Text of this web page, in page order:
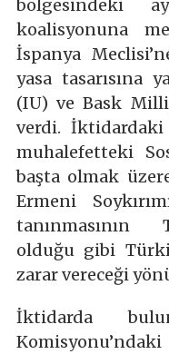
bölgesindeki
koalisyonuna
İspanya
yasa tasarısına
(IU) ve Bask
verdi.
muhalefetteki
başta olmak
Ermeni
tanınmasının
olduğu gibi
zarar vereceği
İktidarda